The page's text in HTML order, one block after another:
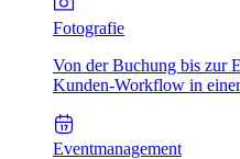
Fotografie
Von der Buchung bis zur
Kunden-Workflow in
Eventmanagement